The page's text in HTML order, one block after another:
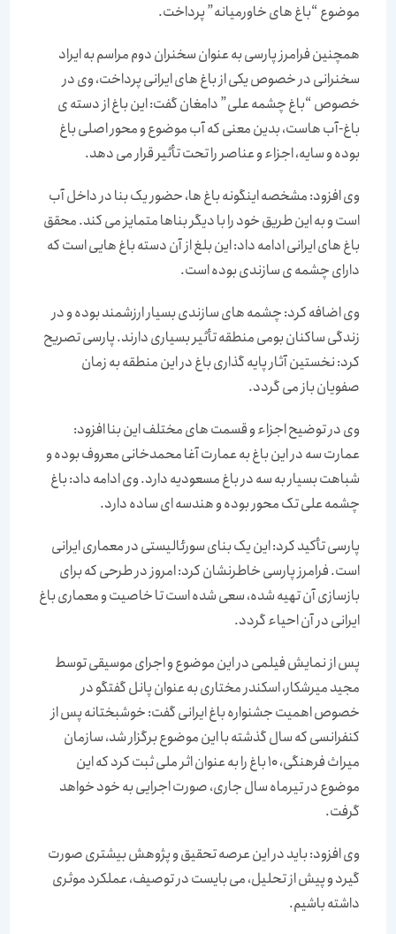
موضوع “باغ های خاورمیانه” پرداخت.
همچنین فرامرز پارسی به عنوان سخنران دوم مراسم به ایراد
سخنرانی در خصوص یکی از باغ های ایرانی پرداخت، وی در
خصوص “باغ چشمه علی” دامغان گفت: این باغ از دسته ی
باغ-آب هاست، بدین معنی که آب موضوع و محور اصلی باغ
بوده و سایه، اجزاء و عناصر را تحت تأثیر قرار می دهد.
وی افزود: مشخصه اینگونه باغ ها، حضور یک بنا در داخل آب
است و به این طریق خود را با دیگر بناها متمایز می کند. محقق
باغ های ایرانی ادامه داد: این بلغ از آن دسته باغ هایی است که
دارای چشمه ی سازندی بوده است.
وی اضافه کرد: چشمه های سازندی بسیار ارزشمند بوده و در
زندگی ساکنان بومی منطقه تأثیر بسیاری دارند. پارسی تصریح
کرد: نخستین آثار پایه گذاری باغ در این منطقه به زمان
صفویان باز می گردد.
وی در توضیح اجزاء و قسمت های مختلف این بنا افزود:
عمارت سه در این باغ به عمارت آغا محمدخانی معروف بوده و
شباهت بسیار به سه در باغ مسعودیه دارد. وی ادامه داد: باغ
چشمه علی تک محور بوده و هندسه ای ساده دارد.
پارسی تأکید کرد: این یک بنای سورئالیستی در معماری ایرانی
است. فرامرز پارسی خاطرنشان کرد: امروز در طرحی که برای
بازسازی آن تهیه شده، سعی شده است تا خاصیت و معماری باغ
ایرانی در آن احیاء گردد.
پس از نمایش فیلمی در این موضوع و اجرای موسیقی توسط
مجید میرشکار، اسکندر مختاری به عنوان پانل گفتگو در
خصوص اهمیت جشنواره باغ ایرانی گفت: خوشبختانه پس از
کنفرانسی که سال گذشته با این موضوع برگزار شد، سازمان
میراث فرهنگی، 10 باغ را به عنوان اثر ملی ثبت کرد که این
موضوع در تیرماه سال جاری، صورت اجرایی به خود خواهد
گرفت.
وی افزود: باید در این عرصه تحقیق و پژوهش بیشتری صورت
گیرد و پیش از تحلیل، می بایست در توصیف، عملکرد موثری
داشته باشیم.